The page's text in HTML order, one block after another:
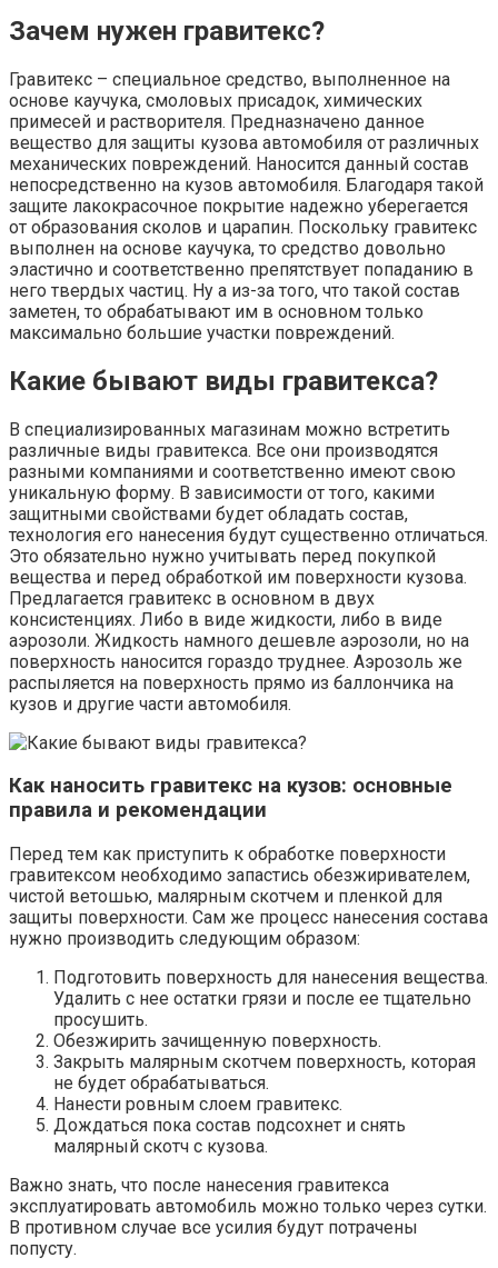
Зачем нужен гравитекс?
Гравитекс – специальное средство, выполненное на
основе каучука, смоловых присадок, химических
примесей и растворителя. Предназначено данное
вещество для защиты кузова автомобиля от различных
механических повреждений. Наносится данный состав
непосредственно на кузов автомобиля. Благодаря такой
защите лакокрасочное покрытие надежно уберегается
от образования сколов и царапин. Поскольку гравитекс
выполнен на основе каучука, то средство довольно
эластично и соответственно препятствует попаданию в
него твердых частиц. Ну а из-за того, что такой состав
заметен, то обрабатывают им в основном только
максимально большие участки повреждений.
Какие бывают виды гравитекса?
В специализированных магазинам можно встретить
различные виды гравитекса. Все они производятся
разными компаниями и соответственно имеют свою
уникальную форму. В зависимости от того, какими
защитными свойствами будет обладать состав,
технология его нанесения будут существенно отличаться.
Это обязательно нужно учитывать перед покупкой
вещества и перед обработкой им поверхности кузова.
Предлагается гравитекс в основном в двух
консистенциях. Либо в виде жидкости, либо в виде
аэрозоли. Жидкость намного дешевле аэрозоли, но на
поверхность наносится гораздо труднее. Аэрозоль же
распыляется на поверхность прямо из баллончика на
кузов и другие части автомобиля.
Как наносить гравитекс на кузов: основные
правила и рекомендации
Перед тем как приступить к обработке поверхности
гравитексом необходимо запастись обезжиривателем,
чистой ветошью, малярным скотчем и пленкой для
защиты поверхности. Сам же процесс нанесения состава
нужно производить следующим образом:
Подготовить поверхность для нанесения вещества.
Удалить с нее остатки грязи и после ее тщательно
просушить.
Обезжирить зачищенную поверхность.
Закрыть малярным скотчем поверхность, которая
не будет обрабатываться.
Нанести ровным слоем гравитекс.
Дождаться пока состав подсохнет и снять
малярный скотч с кузова.
Важно знать, что после нанесения гравитекса
эксплуатировать автомобиль можно только через сутки.
В противном случае все усилия будут потрачены
попусту.